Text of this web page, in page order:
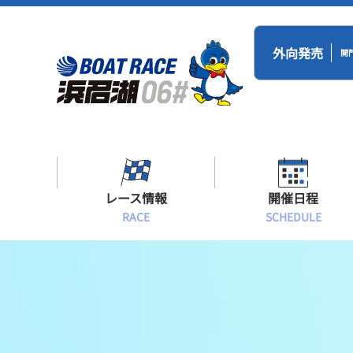
外向発売 開
レース情報
RACE
開催日程
SCHEDULE